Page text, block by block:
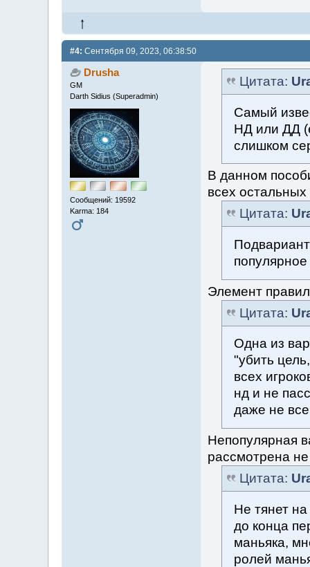
#4: Сентября 09, 2023, 06:38:50
Drusha
GM
Darth Sidius (Superadmin)
Сообщений: 19592
Karma: 184
Цитата:
Самый
НД или ДД
слишком
В данном
всех остальных
Цитата:
Элемент правил
Цитата:
Одна из
"убить
всех
нд и не
даже не
Непопулярная
рассмотрена не
Цитата:
Не тянет
до конца
маньяка,
ролей